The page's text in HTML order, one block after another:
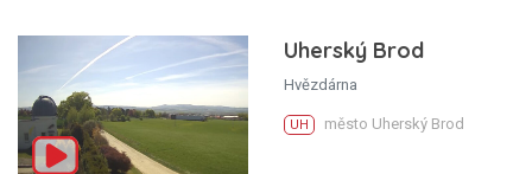
Uherský Brod
Hvězdárna
UH město Uherský Brod